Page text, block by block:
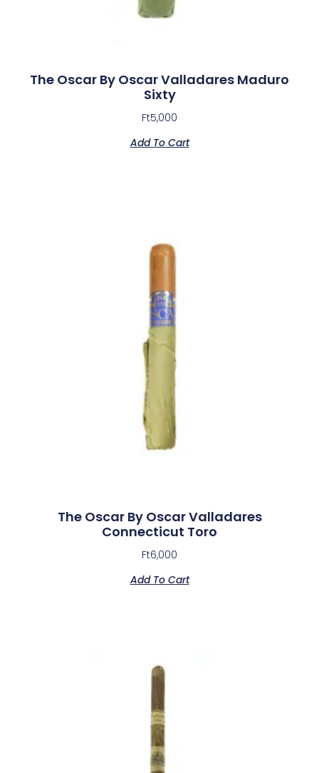
The Oscar By Oscar Valladares Maduro
Sixty
Ft5,000
Add To Cart
The Oscar By Oscar Valladares
Connecticut Toro
Ft6,000
Add To Cart